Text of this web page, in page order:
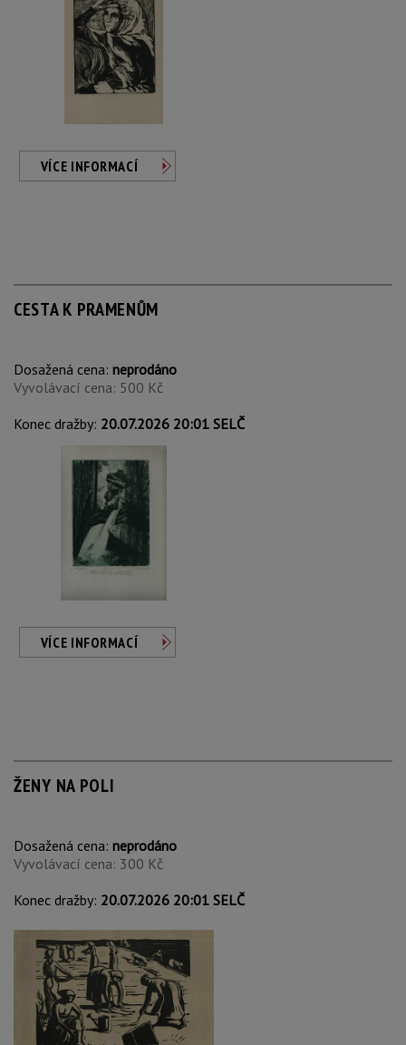
VÍCE INFORMACÍ
CESTA K PRAMENŮM
Dosažená cena: neprodáno
Vyvolávací cena: 500 Kč
Konec dražby: 20.07.2026 20:01 SELČ
VÍCE INFORMACÍ
ŽENY NA POLI
Dosažená cena: neprodáno
Vyvolávací cena: 300 Kč
Konec dražby: 20.07.2026 20:01 SELČ